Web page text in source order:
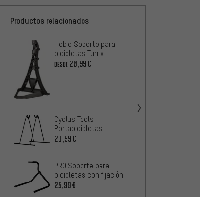
Productos relacionados
Hebie Soporte para
bicicletas Turrix
DESDE 20,99€
Cyclus Tools
Portabicicletas
21,99€
PRO Soporte para
bicicletas con fijación
Hollowtech II
25,99€